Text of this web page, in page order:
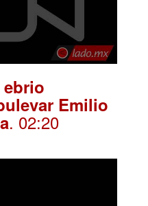
Emilio
. 02:20